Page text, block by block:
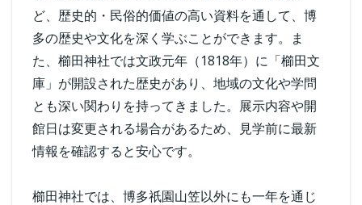
ど、歴史的・民俗的価値の高い資料を通して、博
多の歴史や文化を深く学ぶことができます。ま
た、櫛田神社では文政元年（1818年）に「櫛田文
庫」が開設された歴史があり、地域の文化や学問
とも深い関わりを持ってきました。展示内容や開
館日は変更される場合があるため、見学前に最新
情報を確認すると安心です。
櫛田神社では、博多祇園山笠以外にも一年を通じ